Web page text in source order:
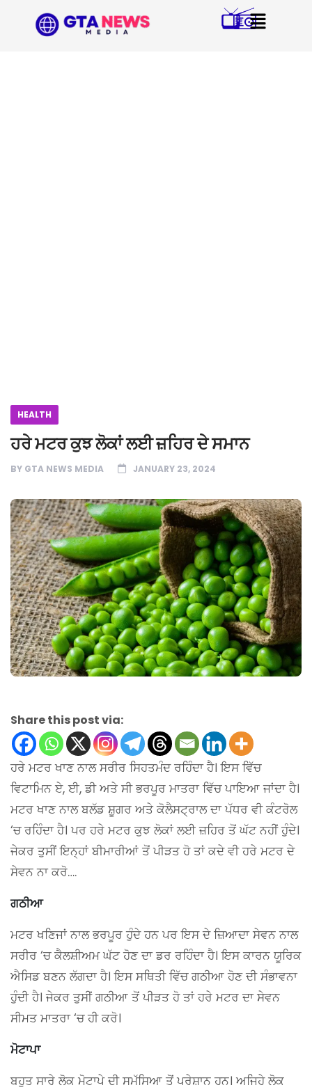
HEALTH
ਹਰੇ ਮਟਰ ਕੁਝ ਲੋਕਾਂ ਲਈ ਜ਼ਹਿਰ ਦੇ ਸਮਾਨ
BY GTA NEWS MEDIA JANUARY 23, 2024
Share this post via:
ਹਰੇ ਮਟਰ ਖਾਣ ਨਾਲ ਸਰੀਰ ਸਿਹਤਮੰਦ ਰਹਿੰਦਾ ਹੈ। ਇਸ ਵਿੱਚ
ਵਿਟਾਮਿਨ ਏ, ਈ, ਡੀ ਅਤੇ ਸੀ ਭਰਪੂਰ ਮਾਤਰਾ ਵਿੱਚ ਪਾਇਆ ਜਾਂਦਾ ਹੈ।
ਮਟਰ ਖਾਣ ਨਾਲ ਬਲੱਡ ਸ਼ੂਗਰ ਅਤੇ ਕੋਲੈਸਟ੍ਰਾਲ ਦਾ ਪੱਧਰ ਵੀ ਕੰਟਰੋਲ
‘ਚ ਰਹਿੰਦਾ ਹੈ। ਪਰ ਹਰੇ ਮਟਰ ਕੁਝ ਲੋਕਾਂ ਲਈ ਜ਼ਹਿਰ ਤੋਂ ਘੱਟ ਨਹੀਂ ਹੁੰਦੇ।
ਜੇਕਰ ਤੁਸੀਂ ਇਨ੍ਹਾਂ ਬੀਮਾਰੀਆਂ ਤੋਂ ਪੀੜਤ ਹੋ ਤਾਂ ਕਦੇ ਵੀ ਹਰੇ ਮਟਰ ਦੇ
ਸੇਵਨ ਨਾ ਕਰੋ….
ਗਠੀਆ
ਮਟਰ ਖਣਿਜਾਂ ਨਾਲ ਭਰਪੂਰ ਹੁੰਦੇ ਹਨ ਪਰ ਇਸ ਦੇ ਜ਼ਿਆਦਾ ਸੇਵਨ ਨਾਲ
ਸਰੀਰ ‘ਚ ਕੈਲਸ਼ੀਅਮ ਘੱਟ ਹੋਣ ਦਾ ਡਰ ਰਹਿੰਦਾ ਹੈ। ਇਸ ਕਾਰਨ ਯੂਰਿਕ
ਐਸਿਡ ਬਣਨ ਲੱਗਦਾ ਹੈ। ਇਸ ਸਥਿਤੀ ਵਿੱਚ ਗਠੀਆ ਹੋਣ ਦੀ ਸੰਭਾਵਨਾ
ਹੁੰਦੀ ਹੈ। ਜੇਕਰ ਤੁਸੀਂ ਗਠੀਆ ਤੋਂ ਪੀੜਤ ਹੋ ਤਾਂ ਹਰੇ ਮਟਰ ਦਾ ਸੇਵਨ
ਸੀਮਤ ਮਾਤਰਾ ‘ਚ ਹੀ ਕਰੋ।
ਮੋਟਾਪਾ
ਬਹੁਤ ਸਾਰੇ ਲੋਕ ਮੋਟਾਪੇ ਦੀ ਸਮੱਸਿਆ ਤੋਂ ਪਰੇਸ਼ਾਨ ਹਨ। ਅਜਿਹੇ ਲੋਕ